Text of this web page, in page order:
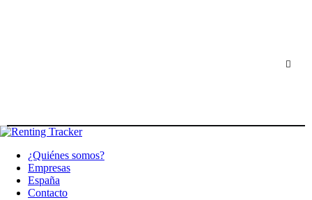
¿Quiénes somos?
Empresas
España
Contacto